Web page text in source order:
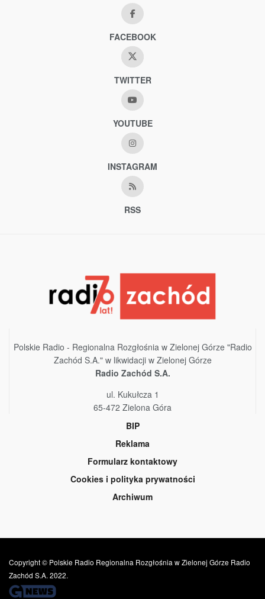
FACEBOOK
TWITTER
YOUTUBE
INSTAGRAM
RSS
Polskie Radio - Regionalna Rozgłośnia w Zielonej Górze "Radio
Zachód S.A." w likwidacji w Zielonej Górze
Radio Zachód S.A.
ul. Kukułcza 1
65-472 Zielona Góra
BIP
Reklama
Formularz kontaktowy
Cookies i polityka prywatności
Archiwum
Copyright © Polskie Radio Regionalna Rozgłośnia w Zielonej Górze Radio
Zachód S.A. 2022.